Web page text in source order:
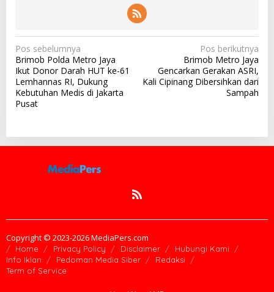
N
a
v
i
a
s
s
Pos sebelumnya
Brimob Polda Metro Jaya
Ikut Donor Darah HUT ke-61
Lemhannas RI, Dukung
Kebutuhan Medis di Jakarta
Pusat
Pos berikutnya
Brimob Metro Jaya
Gencarkan Gerakan ASRI,
Kali Cipinang Dibersihkan dari
Sampah
Copyright © 2023-2026 MediaPers.com
Home Privacy Policy Disclaimer
Hubungi Kami
Info Iklan
Pedoman Media Siber
Redaksi
Term of Service